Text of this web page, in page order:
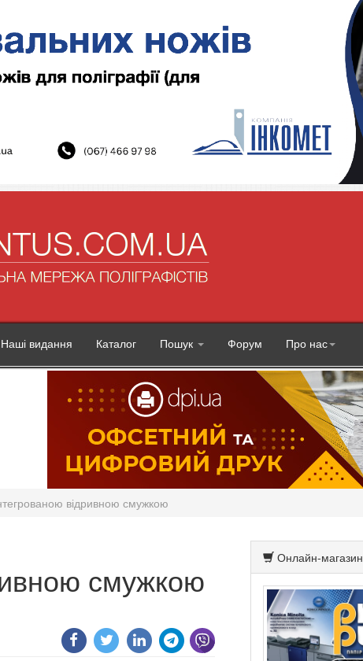
Наші видання Каталог Пошук Форум Про нас
відривною смужкою
смужкою
Онлайн-магазин